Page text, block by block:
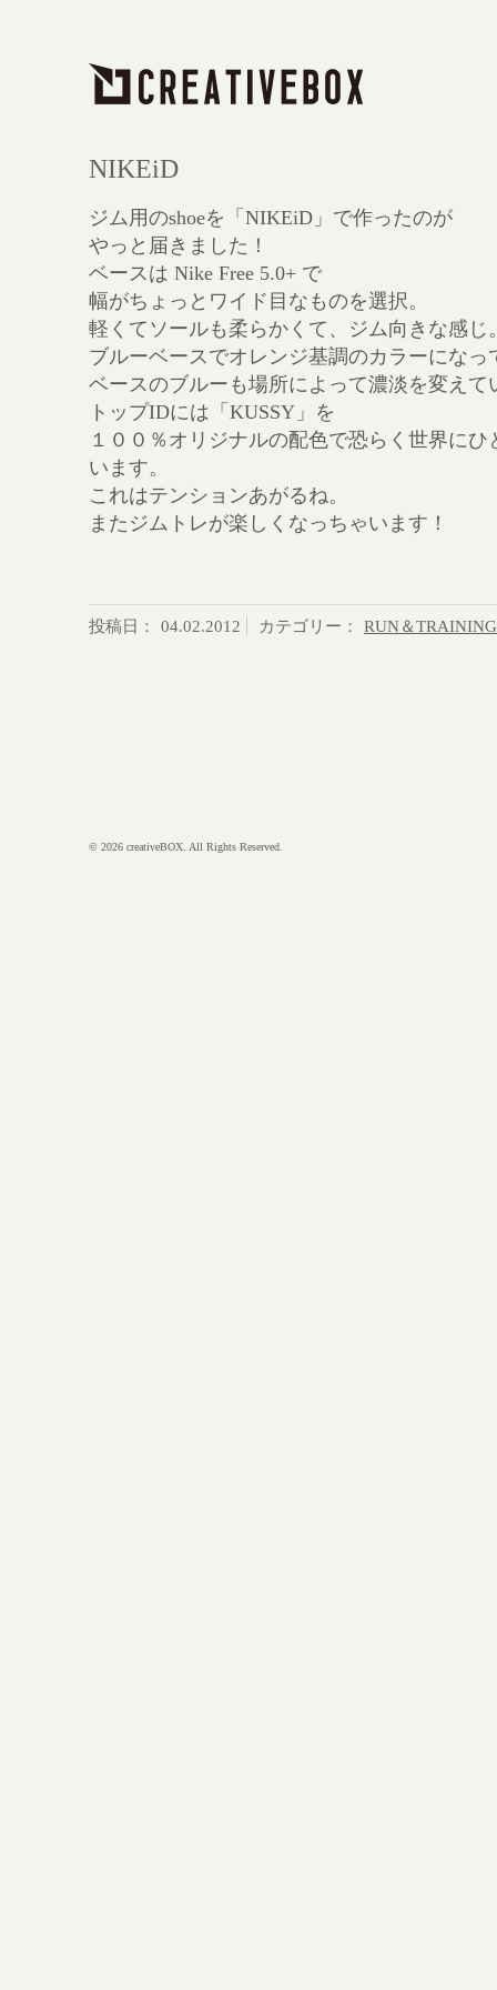
NIKEiD
ジム用のshoeを「NIKEiD」で作ったのが
やっと届きました！
ベースは Nike Free 5.0+ で
幅がちょっとワイド目なものを選択。
軽くてソールも柔らかくて、ジム向きな感じ
ブルーベースでオレンジ基調のカラーになっ
ベースのブルーも場所によって濃淡を変えて
トップIDには「KUSSY」を
１００％オリジナルの配色で恐らく世界にひ
います。
これはテンションあがるね。
またジムトレが楽しくなっちゃいます！
投稿日： 04.02.2012 カテゴリー： RUN＆TRAINING
© 2026 creativeBOX. All Rights Reserved.